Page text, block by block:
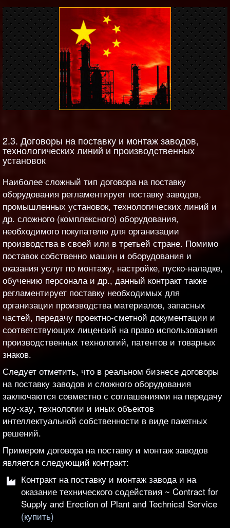
2.3. Договоры на поставку и монтаж заводов,
технологических линий и производственных
установок
Наиболее сложный тип договора на поставку
оборудования регламентирует поставку заводов,
промышленных установок, технологических линий и
др. сложного (комплексного) оборудования,
необходимого покупателю для организации
производства в своей или в третьей стране. Помимо
поставок собственно машин и оборудования и
оказания услуг по монтажу, настройке, пуско-наладке,
обучению персонала и др., данный контракт также
регламентирует поставку необходимых для
организации производства материалов, запасных
частей, передачу проектно-сметной документации и
соответствующих лицензий на право использования
производственных технологий, патентов и товарных
знаков.
Следует отметить, что в реальном бизнесе договоры
на поставку заводов и сложного оборудования
заключаются совместно с соглашениями на передачу
ноу-хау, технологии и иных объектов
интеллектуальной собственности в виде пакетных
решений.
Примером договора на поставку и монтаж заводов
является следующий контракт:
Контракт на поставку и монтаж завода и на
оказание технического содействия ~ Contract for
Supply and Erection of Plant and Technical Service
(купить)